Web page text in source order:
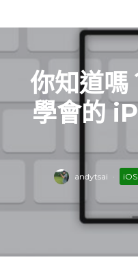
你知道嗎
學會的
andytsai · iOS